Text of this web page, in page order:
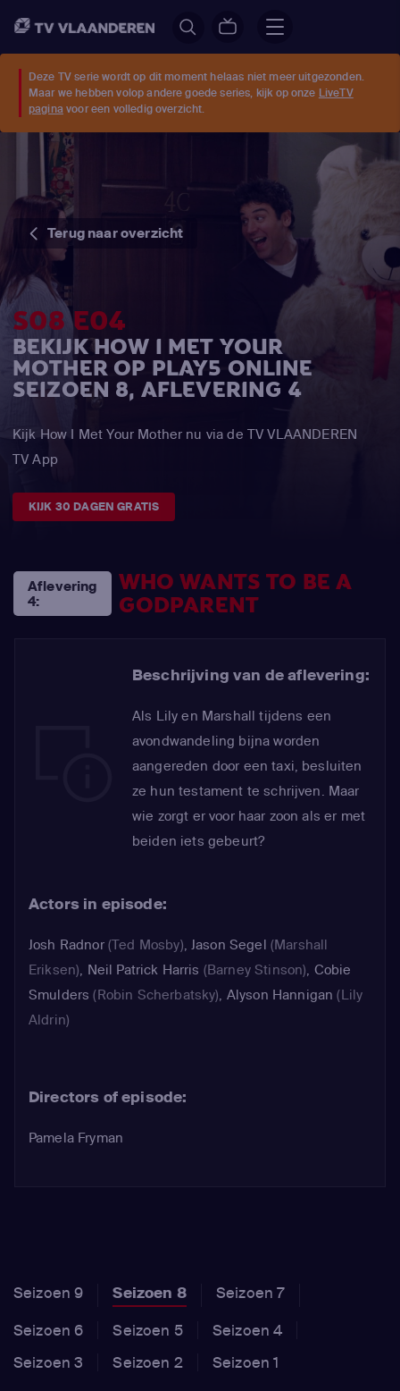
Deze TV serie wordt op dit moment helaas niet meer uitgezonden.
Maar we hebben volop andere goede series, kijk op onze LiveTV
pagina voor een volledig overzicht.
Terug naar overzicht
S08 E04
BEKIJK HOW I MET YOUR
MOTHER OP PLAY5 ONLINE
SEIZOEN 8, AFLEVERING 4
Kijk How I Met Your Mother nu via de TV VLAANDEREN
TV App
KIJK 30 DAGEN GRATIS
Aflevering
4:
WHO WANTS TO BE A
GODPARENT
Beschrijving van de aflevering:
Als Lily en Marshall tijdens een
avondwandeling bijna worden
aangereden door een taxi, besluiten
ze hun testament te schrijven. Maar
wie zorgt er voor haar zoon als er met
beiden iets gebeurt?
Actors in episode:
Josh Radnor(Ted Mosby),Jason Segel (Marshall
Eriksen), Neil Patrick Harris (Barney Stinson), Cobie
Smulders (Robin Scherbatsky), Alyson Hannigan (Lily
Aldrin)
Directors of episode:
Pamela Fryman
Seizoen 9 Seizoen 8
Seizoen 7
Seizoen 6
Seizoen 5
Seizoen 4
Seizoen 3
Seizoen 2 Seizoen 1